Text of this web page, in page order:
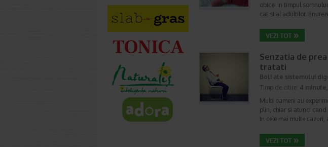
obicei in timpul
cat si al adultilor.
Senzatia de
tratati
Boli ale sistemului
Timp de citire: 4
Multi oameni au
plin, chiar si atunci
In cele mai multe